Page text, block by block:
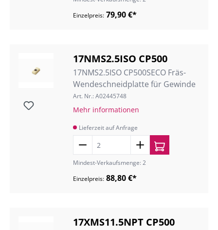
Einzelpreis: 79,90 €*
17NMS2.5ISO CP500
17NMS2.5ISO CP500SECO Fräs-
Wendeschneidplatte für Gewinde
Art. Nr.: A02445748
Mehr informationen
Lieferzeit auf Anfrage
Mindest-Verkaufsmenge: 2
Einzelpreis: 88,80 €*
17XMS11.5NPT CP500